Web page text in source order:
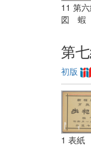
11 第
図 蝦
第
初版
1 表紙